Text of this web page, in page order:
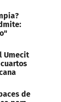
Umecit
de